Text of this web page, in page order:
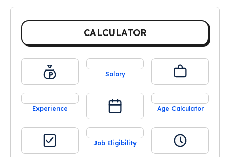
CALCULATOR
Salary
Experience Age Calculator
Job Eligibility